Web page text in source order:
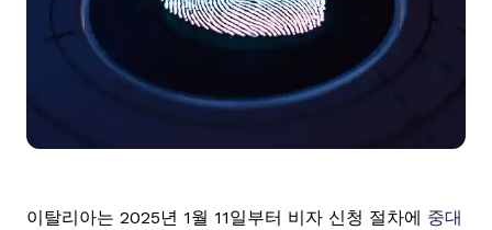
이탈리아는 2025년 1월 11일부터 비자 신청 절차에 중대